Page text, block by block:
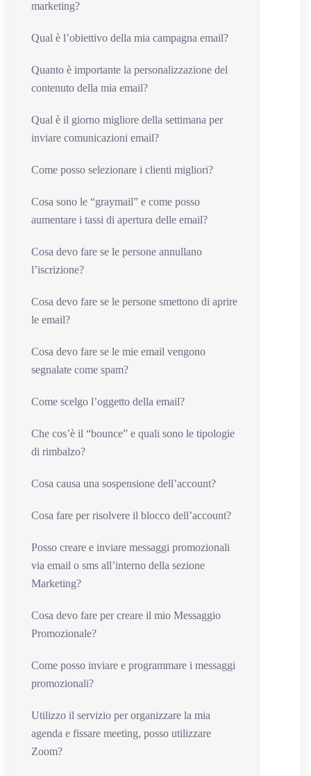
marketing?
Qual è l’obiettivo della mia campagna email?
Quanto è importante la personalizzazione del
contenuto della mia email?
Qual è il giorno migliore della settimana per
inviare comunicazioni email?
Come posso selezionare i clienti migliori?
Cosa sono le “graymail” e come posso
aumentare i tassi di apertura delle email?
Cosa devo fare se le persone annullano
l’iscrizione?
Cosa devo fare se le persone smettono di aprire
le email?
Cosa devo fare se le mie email vengono
segnalate come spam?
Come scelgo l’oggetto della email?
Che cos’è il “bounce” e quali sono le tipologie
di rimbalzo?
Cosa causa una sospensione dell’account?
Cosa fare per risolvere il blocco dell’account?
Posso creare e inviare messaggi promozionali
via email o sms all’interno della sezione
Marketing?
Cosa devo fare per creare il mio Messaggio
Promozionale?
Come posso inviare e programmare i messaggi
promozionali?
Utilizzo il servizio per organizzare la mia
agenda e fissare meeting, posso utilizzare
Zoom?